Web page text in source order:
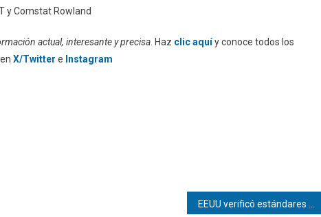
y Comstat Rowland
actual, interesante y precisa . Haz clic aquíy conoce todos los
X/Twitter e Instagram